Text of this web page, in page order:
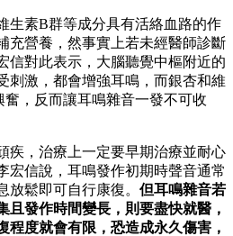
生素B群等成分具有活絡血路的作
充營養，然事實上若未經醫師診斷
信對此表示，大腦聽覺中樞附近的
刺激，都會增強耳鳴，而銀杏和維
，反而讓耳鳴雜音一發不可收
疾，治療上一定要早期治療並耐心
宏信說，耳鳴發作初期時聲音通常
放鬆即可自行康復。 但耳鳴雜音若
且發作時間變長，則要盡快就醫，
程度就會有限，恐造成永久傷害，